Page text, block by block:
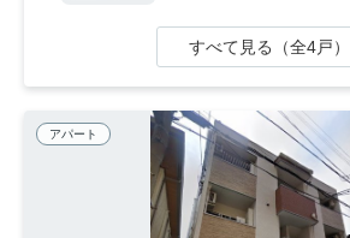
すべて見る（全4戸）
アパート